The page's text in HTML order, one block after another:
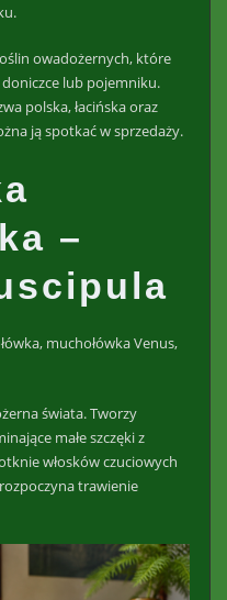
owadożernych, które
lub pojemniku.
polska, łacińska oraz
ją spotkać w sprzedaży.
–
muchołówka Venus,
świata. Tworzy
małe szczęki z
włosków czuciowych
trawienie